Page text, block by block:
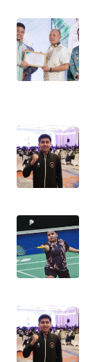
WN
BANTEN
WN
WN
KEPRI
WN
WN
PAPUA
BARAT
RIAU
WN